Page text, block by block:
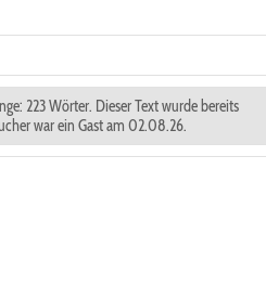
223 Wörter. Dieser Text wurde bereits
war ein Gast am 02.08.26.